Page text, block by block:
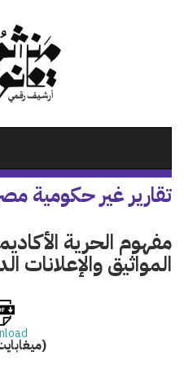
تقارير غير حكومية
مفهوم الحرية
المواثيق والإعلانات
(1.07 ميغابايت)